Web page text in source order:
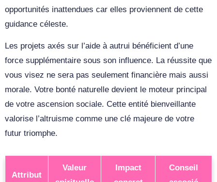
opportunités inattendues car elles proviennent de cette
guidance céleste.
Les projets axés sur l’aide à autrui bénéficient d’une
force supplémentaire sous son influence. La réussite que
vous visez ne sera pas seulement financière mais aussi
morale. Votre bonté naturelle devient le moteur principal
de votre ascension sociale. Cette entité bienveillante
valorise l’altruisme comme une clé majeure de votre
futur triomphe.
Attribut
Valeur
Impact
Conseil